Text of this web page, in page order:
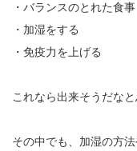
・バランスのとれた食事
・加湿をする
・免疫力を上げる
これなら出来そうだな
その中でも、加湿の方